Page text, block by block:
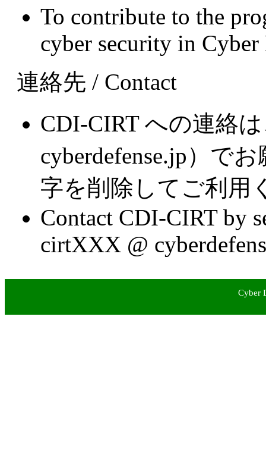
To contribute to the
cyber security in
連絡先 / Contact
CDI-CIRT への連絡
cyberdefense.jp）で
字を削除してご利用
Contact CDI-CIRT by
cirtXXX @
Cyber